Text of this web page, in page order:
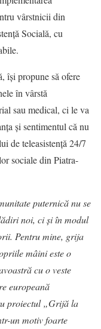
vârstnicii din
Socială, cu
își propune să ofere
în vârstă
sau medical, ci le va
și sentimentul că nu
de teleasistență 24/7
sociale din Piatra-
puternică nu se
noi, ci și în modul
Pentru mine, grija
mâini este o
cu o veste
europeană
proiectul „Grijă la
un motiv foarte